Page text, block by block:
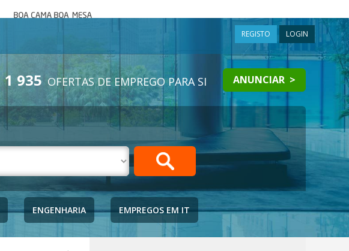
mesa
REGISTO LOGIN
1 935 OFERTAS DE EMPREGO PARA SI ANUNCIAR >
ENGENHARIA EMPREGOS EM IT